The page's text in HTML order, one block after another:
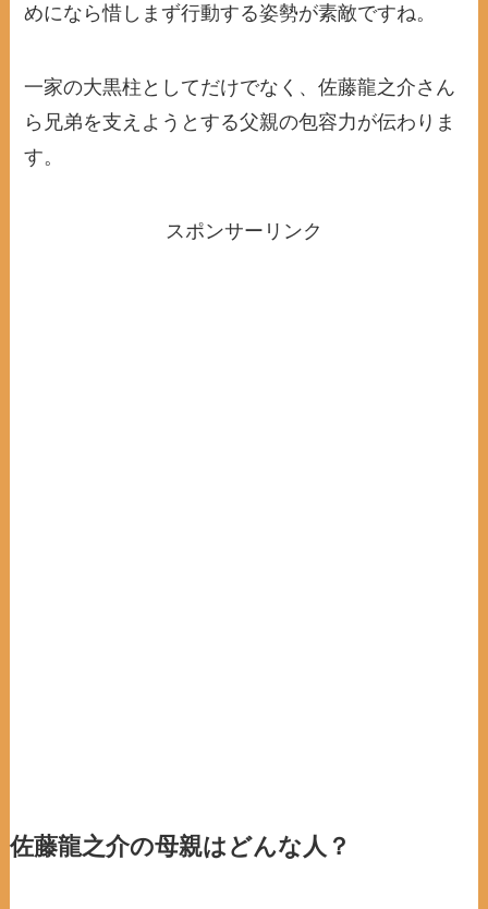
めになら惜しまず行動する姿勢が素敵ですね。
一家の大黒柱としてだけでなく、佐藤龍之介さん
ら兄弟を支えようとする父親の包容力が伝わりま
す。
スポンサーリンク
佐藤龍之介の母親はどんな人？